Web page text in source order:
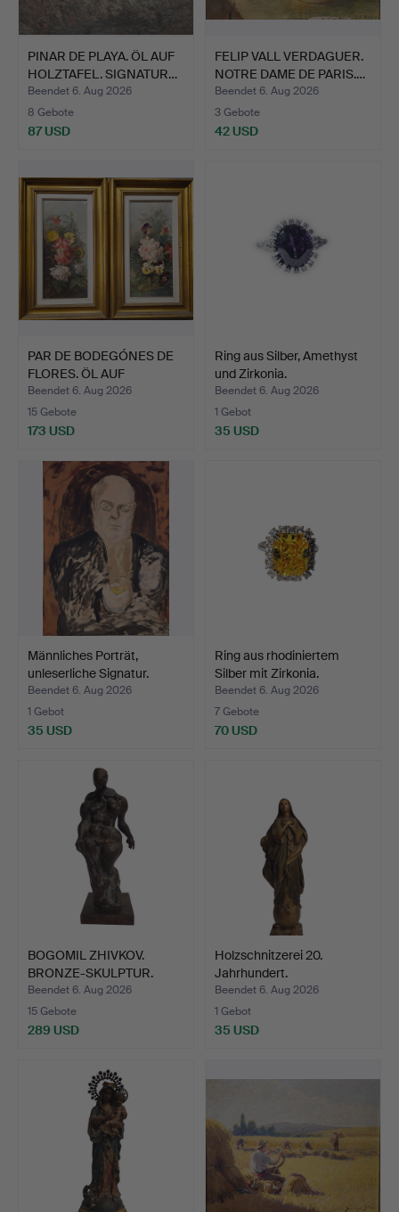
PINAR DE PLAYA. ÖL AUF
HOLZTAFEL. SIGNATUR…
Beendet 6. Aug 2026
8 Gebote
87 USD
FELIP VALL VERDAGUER.
NOTRE DAME DE PARIS.…
Beendet 6. Aug 2026
3 Gebote
42 USD
PAR DE BODEGÓNES DE
FLORES. ÖL AUF
LEINWAN…
Beendet 6. Aug 2026
15 Gebote
173 USD
Ring aus Silber, Amethyst
und Zirkonia.
Beendet 6. Aug 2026
1 Gebot
35 USD
Männliches Porträt,
unleserliche Signatur.
Beendet 6. Aug 2026
1 Gebot
35 USD
Ring aus rhodiniertem
Silber mit Zirkonia.
Beendet 6. Aug 2026
7 Gebote
70 USD
BOGOMIL ZHIVKOV.
BRONZE-SKULPTUR.
Beendet 6. Aug 2026
15 Gebote
289 USD
Holzschnitzerei 20.
Jahrhundert.
Beendet 6. Aug 2026
1 Gebot
35 USD